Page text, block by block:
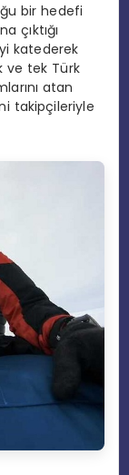
bir hedefi
çıktığı
katederek
ve tek Türk
atan
takipçileriyle